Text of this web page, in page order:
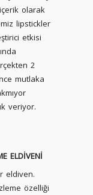
olarak
lipstickler
etkisi
2
mutlaka
veriyor.
ELDİVENİ
eldiven.
özelliği